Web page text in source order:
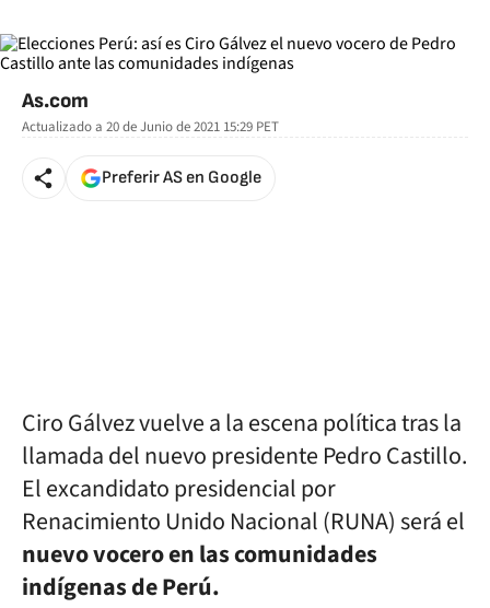
As.com
Actualizado a 20 de Junio de 2021 15:29 PET
Preferir AS en Google
Ciro Gálvez vuelve a la escena política tras la
llamada del nuevo presidente Pedro Castillo.
El excandidato presidencial por
Renacimiento Unido Nacional (RUNA) será el
nuevo vocero en las comunidades
indígenas de Perú.